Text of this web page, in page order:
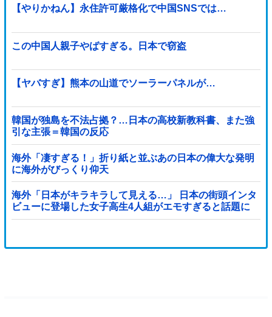
【やりかねん】永住許可厳格化で中国SNSでは…
この中国人親子やばすぎる。日本で窃盗
【ヤバすぎ】熊本の山道でソーラーパネルが…
韓国が独島を不法占拠？…日本の高校新教科書、また強
引な主張＝韓国の反応
海外「凄すぎる！」折り紙と並ぶあの日本の偉大な発明
に海外がびっくり仰天
海外「日本がキラキラして見える…」 日本の街頭インタ
ビューに登場した女子高生4人組がエモすぎると話題に